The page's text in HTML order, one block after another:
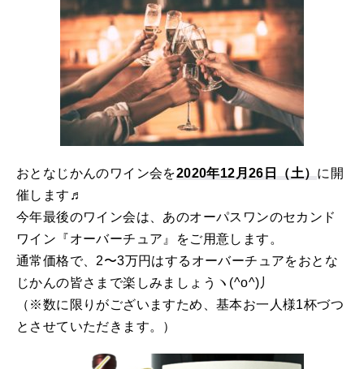
おとなじかんのワイン会を2020年12月26日（土）に開
催します♬
今年最後のワイン会は、あのオーパスワンのセカンド
ワイン『オーバーチュア』をご用意します。
通常価格で、2〜3万円はするオーバーチュアをおとな
じかんの皆さまで楽しみましょうヽ(^o^)丿
（※数に限りがございますため、基本お一人様1杯づつ
とさせていただきます。）